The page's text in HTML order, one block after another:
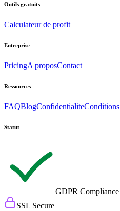
Outils gratuits
Calculateur de profit
Entreprise
PricingA proposContact
Ressources
FAQBlogConfidentialiteConditions
Statut
GDPR Compliance
SSL Secure